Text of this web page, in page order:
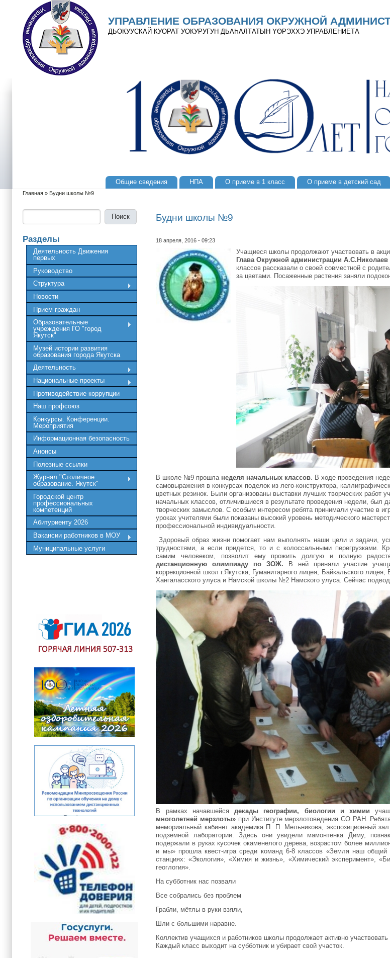
Перейти к основному содержанию
Skip to search
УПРАВЛЕНИЕ ОБРАЗОВАНИЯ ОКРУЖНОЙ
ДЬОКУУСКАЙ КУОРАТ УОКУРУГУН ДЬАҺАЛТАТЫН YӨРЭХХЭ УПРАВЛЕНИЕТА
Общие сведения НПА О приеме в 1 класс О приеме в детский сад
Вы здесь
Главная » Будни школы №9
Разделы
Деятельность Движения
первых
Руководство
Структура
Новости
Прием граждан
Образовательные
учреждения ГО "город
Якутск"
Музей истории развития
образования города Якутска
Деятельность
Национальные проекты
Противодействие коррупции
Наш профсоюз
Конкурсы. Конференции.
Мероприятия
Информационная безопасность
Анонсы
Полезные ссылки
Журнал "Столичное
образование. Якутск"
Городской центр
профессиональных
компетенций
Абитуриенту 2026
Вакансии работников в МОУ
Муниципальные услуги
Будни школы №9
18 апреля, 2016 - 09:23
Учащиеся школы продолжают участвовать в
Глава Окружной администрации А.С.Николаев
классов рассказали о своей совместной с
за цветами. Посаженные растения заняли
В школе №9 прошла неделя начальных классов . В ходе проведения
самовыражения в конкурсах поделок из лего-конструктора,
цветных резинок. Были организованы выставки лучших творческих работ
начальных классов, отличившиеся в результате проведения недели, был
творческих замыслов. С особым интересом ребята принимали участие в
уроках учителями были показаны высокий уровень методического
профессиональной индивидуальности.
Здоровый образ жизни помогает нам выполнять наши цели и задачи,
трудностями, а если придется, то и с колоссальными перегрузками.
самим человеком, позволит ему прожить долгую и полную
дистанционную олимпиаду по ЗОЖ. В ней приняли участие
коррекционной школ г.Якутска, Гуманитарного лицея, Байкальского
Хангаласского улуса и Намской школы №2 Намского улуса. Сейчас
В рамках начавшейсядекады географии, биологии и химии
многолетней мерзлоты» при Институте мерзлотоведения СО РАН.
мемориальный кабинет академика П. П. Мельникова, экспозиционный
подземной лаборатории. Здесь они увидели мамонтенка Диму,
подержали в руках кусочек окаменелого дерева, возрастом более
и мы» прошла квест-игра среди команд 6-8 классов «Земля наш общий
станциях: «Экология», «Химия и жизнь», «Химический эксперимент»,
геоглогия».
На субботник нас позвали
Все собрались без проблем
Грабли, мётлы в руки взяли,
Шли с большими наравне.
Коллектив учащихся и работников школы продолжает активно
Каждый класс выходит на субботник и убирает свой участок.